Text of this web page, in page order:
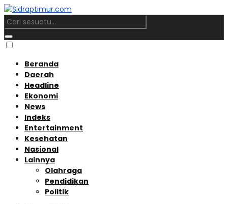
Beranda
Daerah
Headline
Ekonomi
News
Indeks
Entertainment
Kesehatan
Nasional
Lainnya
Olahraga
Pendidikan
Politik